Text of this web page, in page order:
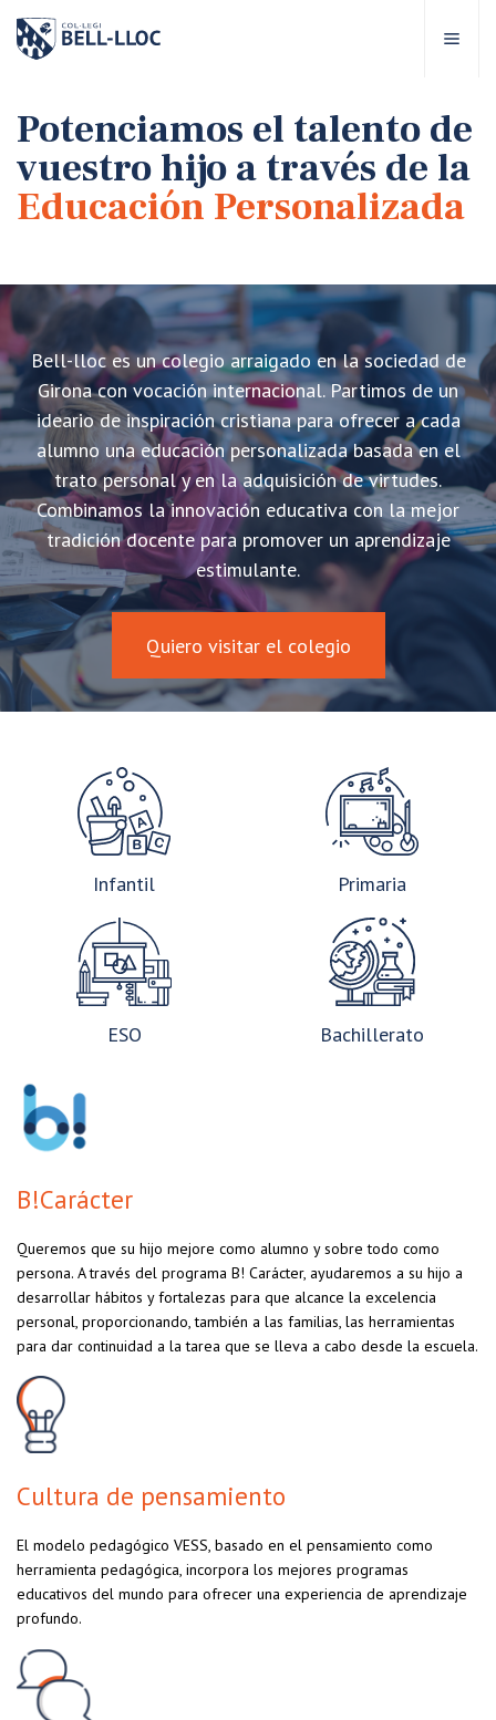
Bell-lloc
educativas
Escolares
Bell-lloc
Potenciamos el talento de
vuestro hijo a través de la
Educación Personalizada
Bell-lloc es un colegio arraigado en la sociedad de
Girona con vocación internacional. Partimos de un
ideario de inspiración cristiana para ofrecer a cada
alumno una educación personalizada basada en el
trato personal y en la adquisición de virtudes.
Combinamos la innovación educativa con la mejor
tradición docente para promover un aprendizaje
estimulante.
Quiero visitar el colegio
Infantil Primaria
ESO Bachillerato
B!Carácter
Queremos que su hijo mejore como alumno y sobre todo como
persona. A través del programa B! Carácter, ayudaremos a su hijo a
desarrollar hábitos y fortalezas para que alcance la excelencia
personal, proporcionando, también a las familias, las herramientas
para dar continuidad a la tarea que se lleva a cabo desde la escuela.
Cultura de pensamiento
El modelo pedagógico VESS, basado en el pensamiento como
herramienta pedagógica, incorpora los mejores programas
educativos del mundo para ofrecer una experiencia de aprendizaje
profundo.